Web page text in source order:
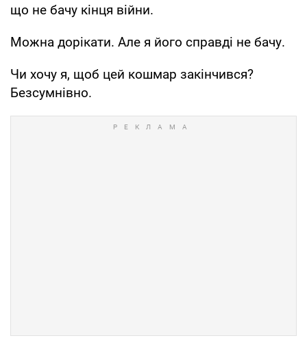
що не бачу кінця війни.
Можна дорікати. Але я його справді не бачу.
Чи хочу я, щоб цей кошмар закінчився?
Безсумнівно.